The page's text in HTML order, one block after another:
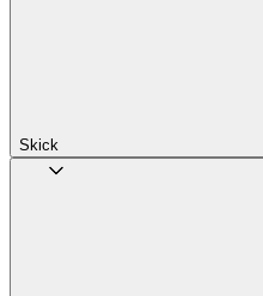
Skick